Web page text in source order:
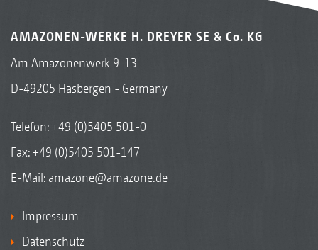
AMAZONEN-WERKE H. DREYER SE & Co. KG
Am Amazonenwerk 9-13
D-49205 Hasbergen - Germany
Telefon:+49 (0)5405 501-0
Fax: +49 (0)5405 501-147
E-Mail: amazone@amazone.de
Impressum
Datenschutz